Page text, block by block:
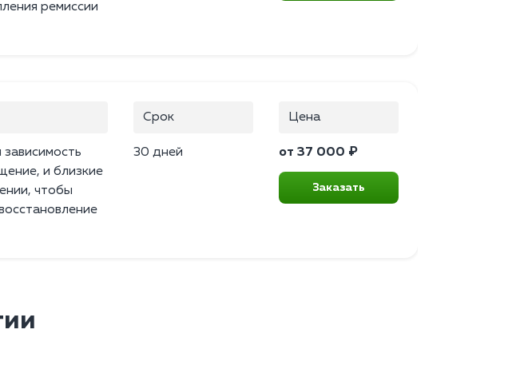
ремиссии
и близкие
чтобы
Срок
30 дней
Цена
от 37 000 ₽
Заказать